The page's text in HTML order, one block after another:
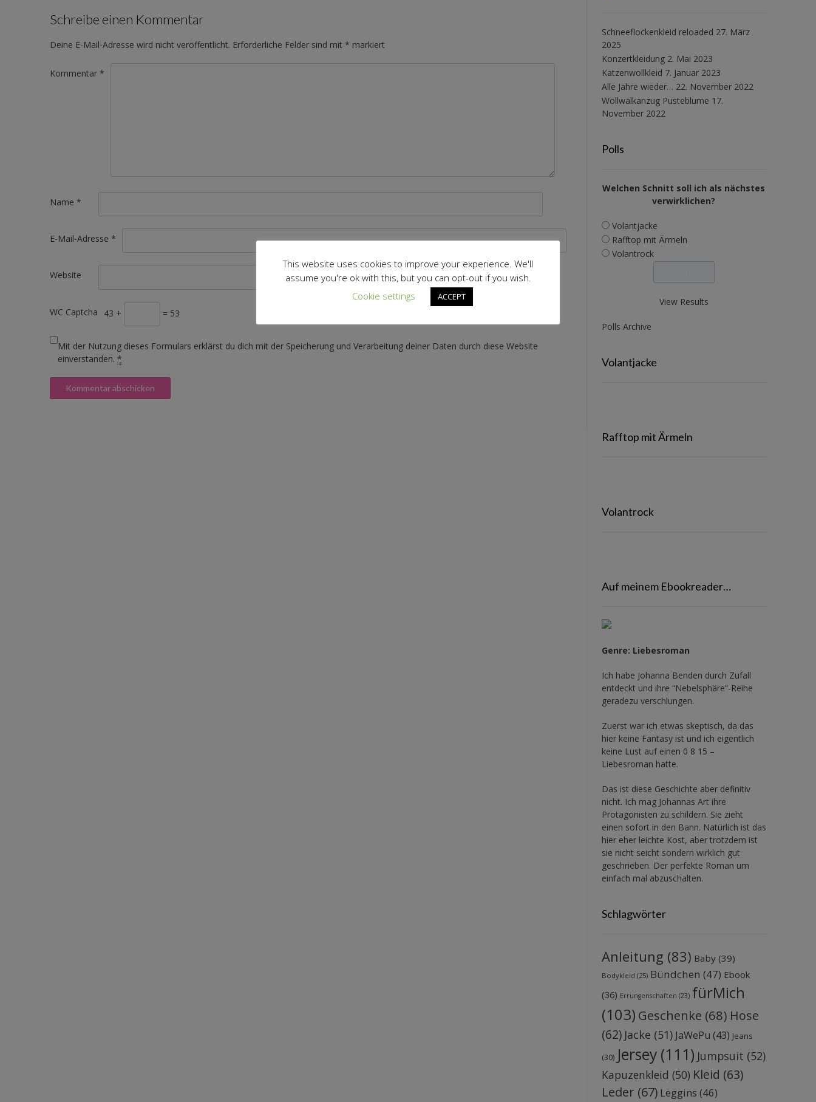
Schreibe einen Kommentar
Deine E-Mail-Adresse wird nicht veröffentlicht. Erforderliche Felder sind mit * markiert
Kommentar *
Name *
E-Mail-Adresse *
Website
WC Captcha 43 + = 53
Mit der Nutzung dieses Formulars erklärst du dich mit der Speicherung und Verarbeitung deiner Daten durch diese Website
einverstanden. *
Schneeflockenkleid reloaded 27. März
2025
Konzertkleidung 2. Mai 2023
Katzenwollkleid 7. Januar 2023
Alle Jahre wieder… 22. November 2022
Wollwalkanzug Pusteblume 17.
November 2022
Polls
Welchen Schnitt soll ich als nächstes
verwirklichen?
Volantjacke
Rafftop mit Ärmeln
Volantrock
View Results
Polls Archive
Volantjacke
Rafftop mit Ärmeln
Volantrock
Auf meinem Ebookreader…
Genre: Liebesroman
Ich habe Johanna Benden durch Zufall
entdeckt und ihre “Nebelsphäre”-Reihe
geradezu verschlungen.
Zuerst war ich etwas skeptisch, da das
hier keine Fantasy ist und ich eigentlich
keine Lust auf einen 0 8 15 –
Liebesroman hatte.
Das ist diese Geschichte aber definitiv
nicht. Ich mag Johannas Art ihre
Protagonisten zu schildern. Sie zieht
einen sofort in den Bann. Natürlich ist das
hier eher leichte Kost, aber trotzdem ist
sie nicht seicht sondern wirklich gut
geschrieben. Der perfekte Roman um
einfach mal abzuschalten.
Schlagwörter
Anleitung (83) Baby(39)
Bodykleid (25) Bündchen (47) Ebook
(36) Errungenschaften (23) fürMich
(103) Geschenke (68) Hose
(62) Jacke (51) JaWePu (43) Jeans
(30) Jersey(111) Jumpsuit (52)
Kapuzenkleid (50) Kleid (63)
Leder (67) Leggins (46)
This website uses cookies to improve your experience. We'll
assume you're ok with this, but you can opt-out if you wish.
Cookie settings
ACCEPT